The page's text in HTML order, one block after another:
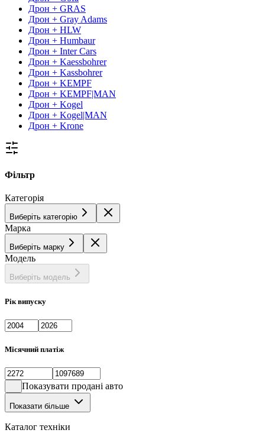
Дрон + GRAS
Дрон + Gray Adams
Дрон + HLW
Дрон + Humbaur
Дрон + Inter Cars
Дрон + Kaessbohrer
Дрон + Kassbohrer
Дрон + KEMPF
Дрон + KEMPF|MAN
Дрон + Kogel
Дрон + Kogel|MAN
Дрон + Krone
Фільтр
Категорія
Виберіть категорію
Марка
Виберіть марку
Модель
Виберіть модель
Рік випуску
Місячний платіж
Показувати продані авто
Показати більше
Каталог техніки